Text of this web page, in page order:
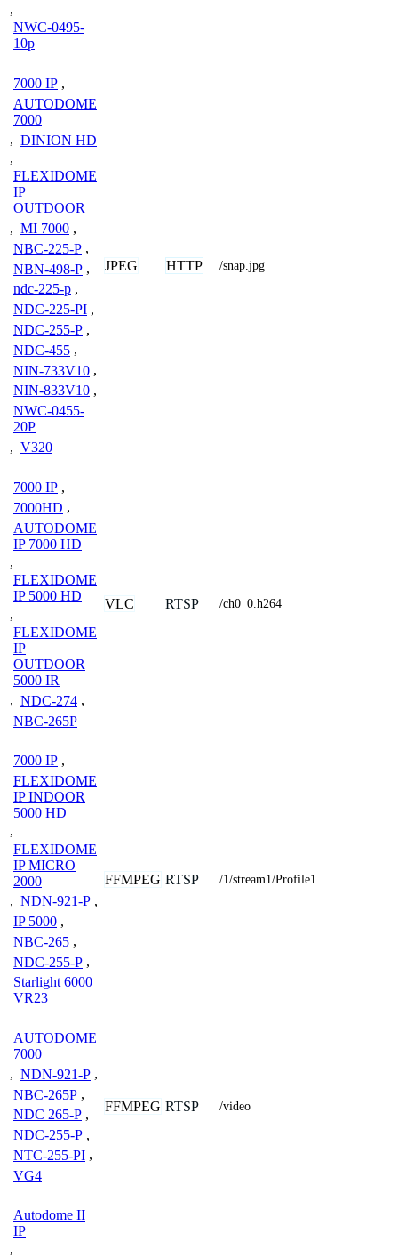
,
NWC-0495-
10p
7000 IP ,
AUTODOME
7000
, DINION HD
,
FLEXIDOME
IP
OUTDOOR
, MI 7000 ,
NBC-225-P ,
NBN-498-P ,
ndc-225-p ,
NDC-225-PI ,
NDC-255-P ,
NDC-455 ,
NIN-733V10 ,
NIN-833V10 ,
NWC-0455-
20P
, V320
JPEG HTTP /snap.jpg
7000 IP ,
7000HD ,
AUTODOME
IP 7000 HD
,
FLEXIDOME
IP 5000 HD
,
FLEXIDOME
IP
OUTDOOR
5000 IR
, NDC-274 ,
NBC-265P
VLC RTSP /ch0_0.h264
7000 IP ,
FLEXIDOME
IP INDOOR
5000 HD
,
FLEXIDOME
IP MICRO
2000
, NDN-921-P ,
IP 5000 ,
NBC-265 ,
NDC-255-P ,
Starlight 6000
VR23
FFMPEG RTSP /1/stream1/Profile1
AUTODOME
7000
, NDN-921-P ,
NBC-265P ,
NDC 265-P ,
NDC-255-P ,
NTC-255-PI ,
VG4
FFMPEG RTSP /video
Autodome II
IP
,